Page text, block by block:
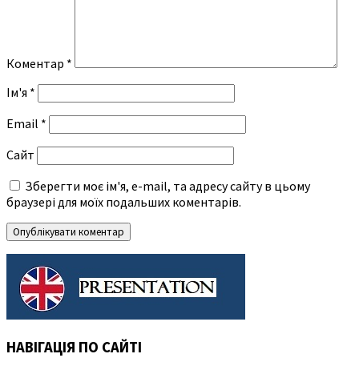
Коментар *
Ім'я *
Email *
Сайт
Зберегти моє ім'я, e-mail, та адресу сайту в цьому
браузері для моїх подальших коментарів.
НАВІГАЦІЯ ПО САЙТІ